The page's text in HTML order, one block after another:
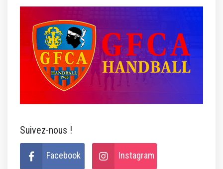
Suivez-nous !
Facebook Instagram